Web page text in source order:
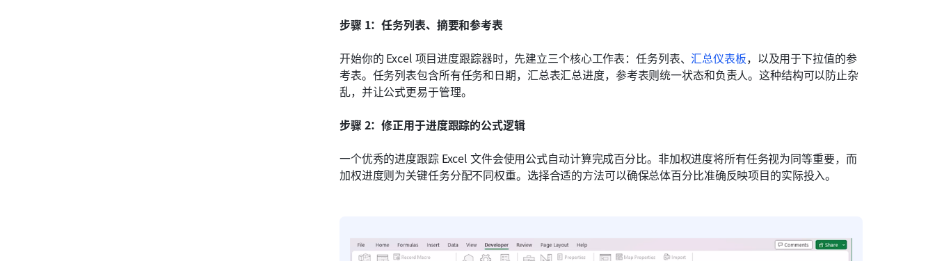
步骤 1：任务列表、摘要和参考表
开始你的 Excel 项目进度跟踪器时，先建立三个核心工作表：任务列表、 汇总仪表板，以及用于下拉值的参
考表。任务列表包含所有任务和日期，汇总表汇总进度，参考表则统一状态和负责人。这种结构可以防止杂
乱，并让公式更易于管理。
步骤 2：修正用于进度跟踪的公式逻辑
一个优秀的进度跟踪 Excel 文件会使用公式自动计算完成百分比。非加权进度将所有任务视为同等重要，而
加权进度则为关键任务分配不同权重。选择合适的方法可以确保总体百分比准确反映项目的实际投入。